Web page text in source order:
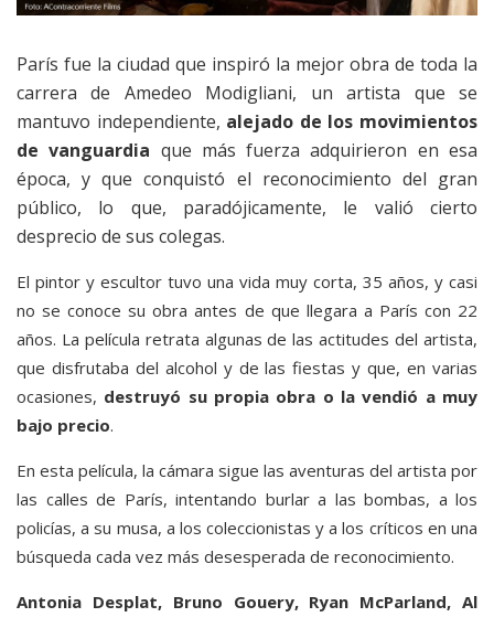
París fue la ciudad que inspiró la mejor obra de toda la
carrera de Amedeo Modigliani, un artista que se
mantuvo independiente, alejado de los movimientos
de vanguardia que más fuerza adquirieron en esa
época, y que conquistó el reconocimiento del gran
público, lo que, paradójicamente, le valió cierto
desprecio de sus colegas.
El pintor y escultor tuvo una vida muy corta, 35 años, y casi
no se conoce su obra antes de que llegara a París con 22
años. La película retrata algunas de las actitudes del artista,
que disfrutaba del alcohol y de las fiestas y que, en varias
ocasiones, destruyó su propia obra o la vendió a muy
bajo precio.
En esta película, la cámara sigue las aventuras del artista por
las calles de París, intentando burlar a las bombas, a los
policías, a su musa, a los coleccionistas y a los críticos en una
búsqueda cada vez más desesperada de reconocimiento.
Antonia Desplat, Bruno Gouery, Ryan McParland, Al